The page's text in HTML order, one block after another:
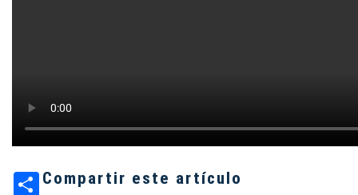
Compartir este artículo